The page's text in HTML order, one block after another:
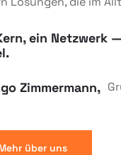
ein Netzwerk
Zimmermann,
über uns